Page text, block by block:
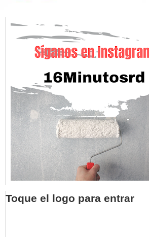
Toque el logo para entrar